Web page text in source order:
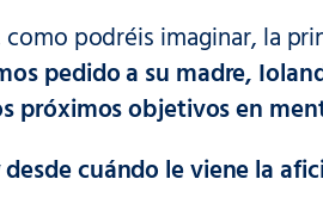
como podréis imaginar, la
pedido a su madre,
próximos objetivos en
cuándo le viene la